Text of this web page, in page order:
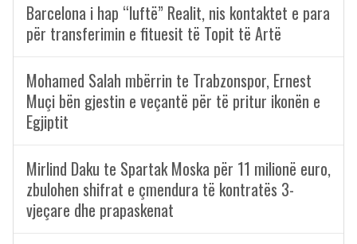
Barcelona i hap “luftë” Realit, nis kontaktet e para
për transferimin e fituesit të Topit të Artë
Mohamed Salah mbërrin te Trabzonspor, Ernest
Muçi bën gjestin e veçantë për të pritur ikonën e
Egjiptit
Mirlind Daku te Spartak Moska për 11 milionë euro,
zbulohen shifrat e çmendura të kontratës 3-
vjeçare dhe prapaskenat